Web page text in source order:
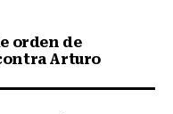
orden de
Arturo